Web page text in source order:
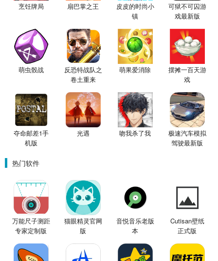
烹饪牌局 扇巴掌之王
皮皮的时尚小
镇
可狱不可囚游
戏最新版
萌虫骰战
反恐特战队之
卷土重来
萌果爱消除
摆摊一百天游
戏
夺命邮差1手
机版
光遇 吻我杀了我
极速汽车模拟
驾驶最新版
热门软件
万能尺子测距
专家定制版
猫眼精灵官网
版
音悦音乐老版
本
Cutisan壁纸
正式版